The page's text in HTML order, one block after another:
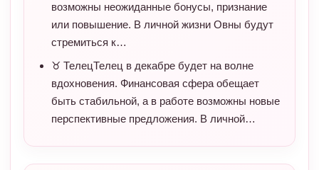
возможны неожиданные бонусы, признание
или повышение. В личной жизни Овны будут
стремиться к…
♉ ТелецТелец в декабре будет на волне
вдохновения. Финансовая сфера обещает
быть стабильной, а в работе возможны новые
перспективные предложения. В личной…